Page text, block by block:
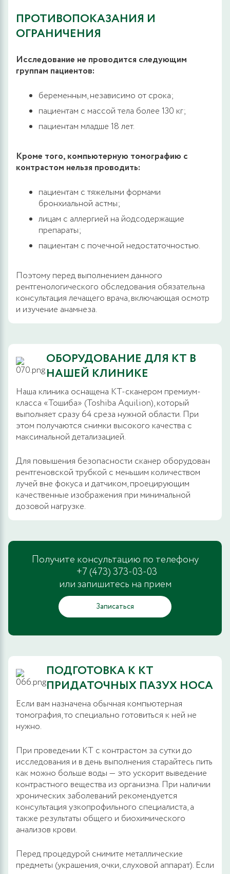
ПРОТИВОПОКАЗАНИЯ И
ОГРАНИЧЕНИЯ
Исследование не проводится следующим
группам пациентов:
беременным, независимо от срока;
пациентам с массой тела более 130 кг;
пациентам младше 18 лет.
Кроме того, компьютерную томографию с
контрастом нельзя проводить:
пациентам с тяжелыми формами
бронхиальной астмы;
лицам с аллергией на йодсодержащие
препараты;
пациентам с почечной недостаточностью.
Поэтому перед выполнением данного
рентгенологического обследования обязательна
консультация лечащего врача, включающая осмотр
и изучение анамнеза.
ОБОРУДОВАНИЕ ДЛЯ КТ В
НАШЕЙ КЛИНИКЕ
Наша клиника оснащена КТ-сканером премиум-
класса «Тошиба» (Toshiba Aquilion), который
выполняет сразу 64 среза нужной области. При
этом получаются снимки высокого качества с
максимальной детализацией.
Для повышения безопасности сканер оборудован
рентгеновской трубкой с меньшим количеством
лучей вне фокуса и датчиком, проецирующим
качественные изображения при минимальной
дозовой нагрузке.
Получите консультацию по телефону
+7 (473) 373-03-03
или запишитесь на прием
Записаться
ПОДГОТОВКА К КТ
ПРИДАТОЧНЫХ ПАЗУХ НОСА
Если вам назначена обычная компьютерная
томография, то специально готовиться к ней не
нужно.
При проведении КТ с контрастом за сутки до
исследования и в день выполнения старайтесь пить
как можно больше воды — это ускорит выведение
контрастного вещества из организма. При наличии
хронических заболеваний рекомендуется
консультация узкопрофильного специалиста, а
также результаты общего и биохимического
анализов крови.
Перед процедурой снимите металлические
предметы (украшения, очки, слуховой аппарат). Если